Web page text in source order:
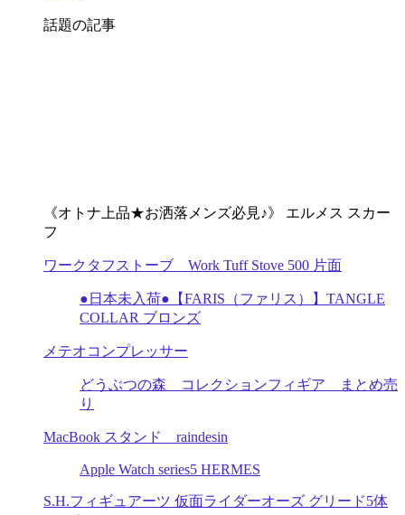
話題の記事
《オトナ上品★お洒落メンズ必見♪》 エルメス スカー
フ
ワークタフストーブ Work Tuff Stove 500 片面
●日本未入荷●【FARIS（ファリス）】TANGLE
COLLAR ブロンズ
メテオコンプレッサー
どうぶつの森 コレクションフィギア まとめ売
り
MacBook スタンド raindesin
Apple Watch series5 HERMES
S.H.フィギュアーツ 仮面ライダーオーズ グリード5体